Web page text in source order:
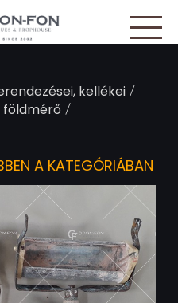
kellékei/
földmérő /
A KATEGÓRIÁBAN